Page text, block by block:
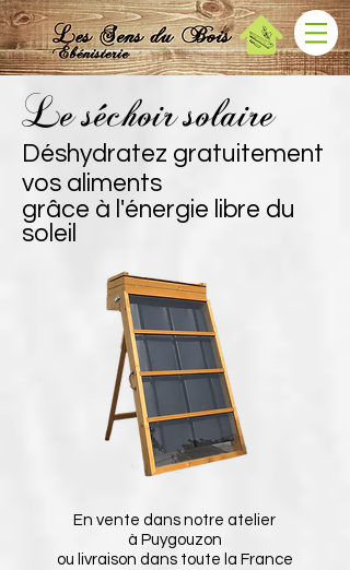
Le séchoir solaire
Déshydratez gratuitement
vos aliments
grâce à l'énergie libre du
soleil
En vente dans notre atelier
à Puygouzon
ou livraison dans toute la France